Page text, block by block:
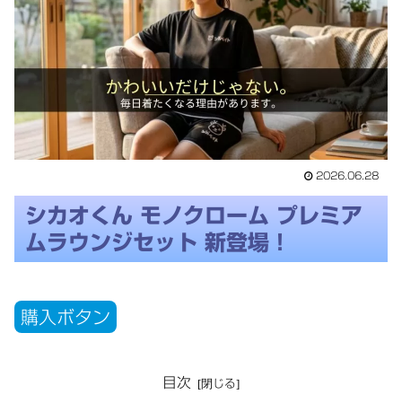
2026.06.28
シカオくん モノクローム プレミア
ムラウンジセット 新登場！
購入ボタン
目次